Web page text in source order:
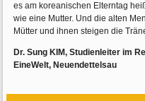
es am koreanischen Elterntag
wie eine Mutter. Und die alten
Mütter und ihnen steigen die
Dr. Sung KIM, Studienleiter im
EineWelt, Neuendettelsau